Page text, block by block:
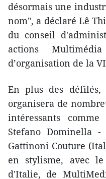
désormais une
nom", a déclaré Lê
du conseil
actions
d’organisation de la
En plus des défilés,
organisera de
intéressants
Stefano Dominella
Gattinoni Couture
en stylisme, avec le
d'Italie, de